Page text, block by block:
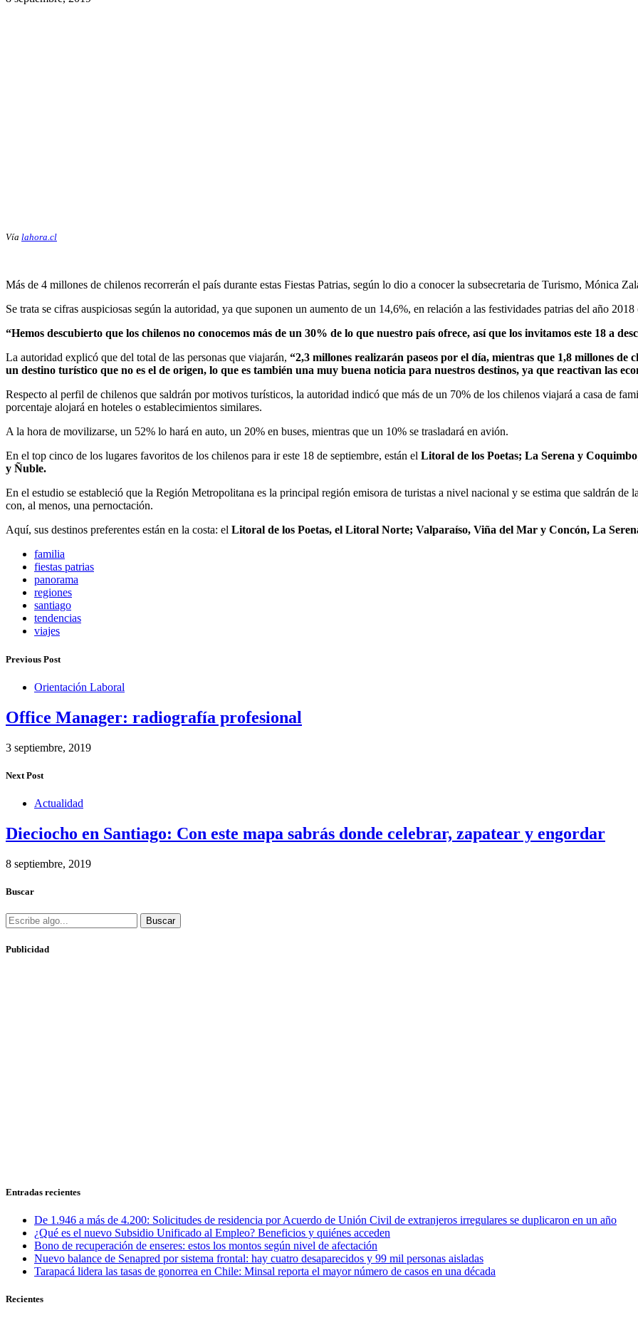
Vía lahora.cl
Más de 4 millones de chilenos recorrerán el país durante estas Fiestas Patrias, según lo dio a conocer la subsecretaria de Turismo, Mónica
Se trata se cifras auspiciosas según la autoridad, ya que suponen un aumento de un 14,6%, en relación a las festividades patrias del año
“Hemos descubierto que los chilenos no conocemos más de un 30% de lo que nuestro país ofrece, así que los invitamos este 18 a
La autoridad explicó que del total de las personas que viajarán, “2,3 millones realizarán paseos por el día, mientras que 1,8 millones
un destino turístico que no es el de origen, lo que es también una muy buena noticia para nuestros destinos, ya que reactivan las
Respecto al perfil de chilenos que saldrán por motivos turísticos, la autoridad indicó que más de un 70% de los chilenos viajará a casa de
porcentaje alojará en hoteles o establecimientos similares.
A la hora de movilizarse, un 52% lo hará en auto, un 20% en buses, mientras que un 10% se trasladará en avión.
En el top cinco de los lugares favoritos de los chilenos para ir este 18 de septiembre, están el Litoral de los Poetas; La Serena y
y Ñuble.
En el estudio se estableció que la Región Metropolitana es la principal región emisora de turistas a nivel nacional y se estima que saldrán
con, al menos, una pernoctación.
Aquí, sus destinos preferentes están en la costa: el Litoral de los Poetas, el Litoral Norte; Valparaíso, Viña del Mar y Concón, La
familia
fiestas patrias
panorama
regiones
santiago
tendencias
viajes
Previous Post
Orientación Laboral
Office Manager: radiografía profesional
3 septiembre, 2019
Next Post
Actualidad
Dieciocho en Santiago: Con este mapa sabrás donde celebrar, zapatear y engordar
8 septiembre, 2019
Buscar
Buscar
Publicidad
Entradas recientes
De 1.946 a más de 4.200: Solicitudes de residencia por Acuerdo de Unión Civil de extranjeros irregulares se duplicaron en un año
¿Qué es el nuevo Subsidio Unificado al Empleo? Beneficios y quiénes acceden
Bono de recuperación de enseres: estos los montos según nivel de afectación
Nuevo balance de Senapred por sistema frontal: hay cuatro desaparecidos y 99 mil personas aisladas
Tarapacá lidera las tasas de gonorrea en Chile: Minsal reporta el mayor número de casos en una década
Recientes